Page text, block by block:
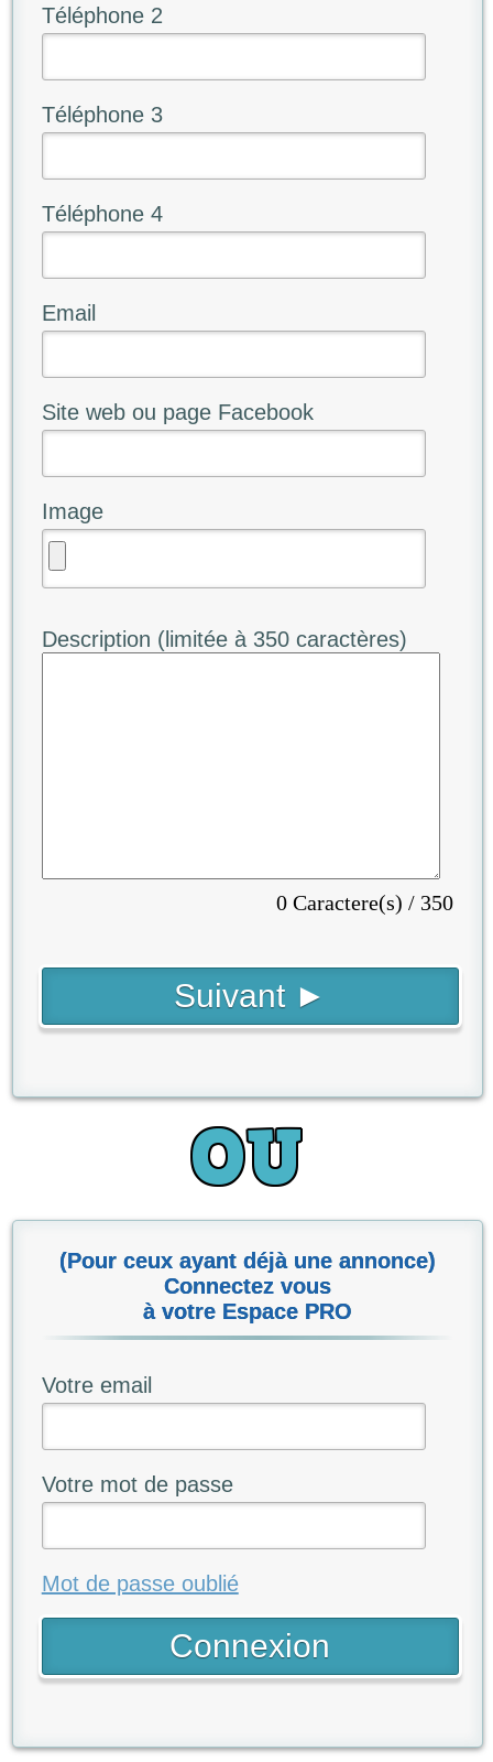
Téléphone 2
Téléphone 3
Téléphone 4
Email
Site web ou page Facebook
Image
Description (limitée à 350 caractères)
0 Caractere(s) / 350
(Pour ceux ayant déjà une annonce)
Connectez vous
à votre Espace PRO
Votre email
Votre mot de passe
Mot de passe oublié